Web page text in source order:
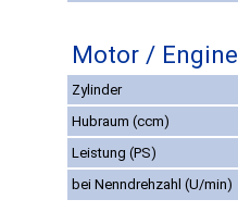
Motor / Engine
Zylinder
Hubraum (ccm)
Leistung (PS)
bei Nenndrehzahl (U/min)